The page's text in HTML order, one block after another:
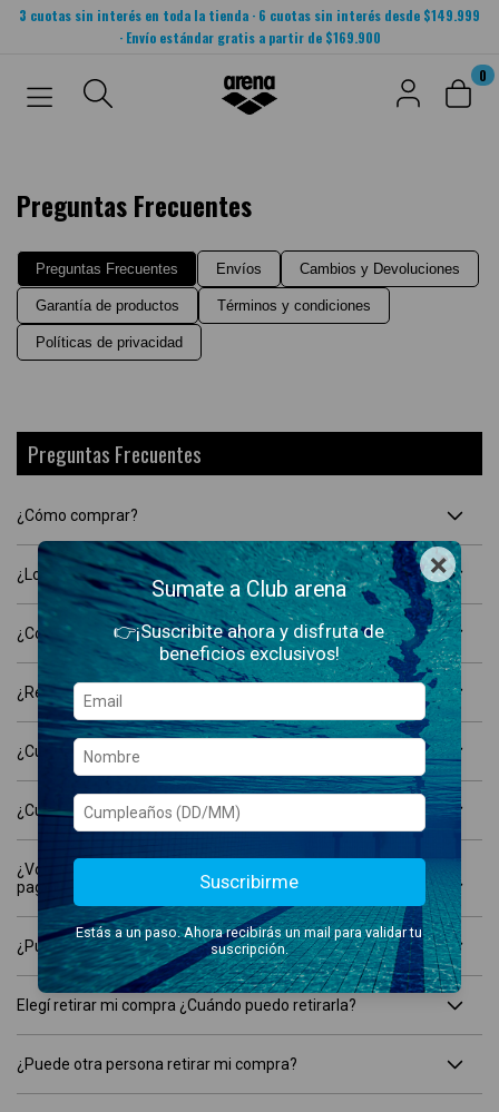
3 cuotas sin interés en toda la tienda · 6 cuotas sin interés desde $149.999
· Envío estándar gratis a partir de $169.900
0
Preguntas Frecuentes
Preguntas Frecuentes Envíos Cambios y Devoluciones
Garantía de productos Términos y condiciones
Políticas de privacidad
Preguntas Frecuentes
¿Cómo comprar?
¿Los productos son originales?
¿Cómo realizo un cambio?
¿Realizan factura A?
¿Cuáles son los horarios de atención?
¿Cuáles son los medios de pago?
¿Voy a recibir cargos adicionales luego de haber
pagado mi compra?
¿Puedo devolver un producto?
Elegí retirar mi compra ¿Cuándo puedo retirarla?
¿Puede otra persona retirar mi compra?
×
Sumate a Club arena
👉¡Suscribite ahora y disfruta de
beneficios exclusivos!
Suscribirme
Estás a un paso. Ahora recibirás un mail para validar tu
suscripción.